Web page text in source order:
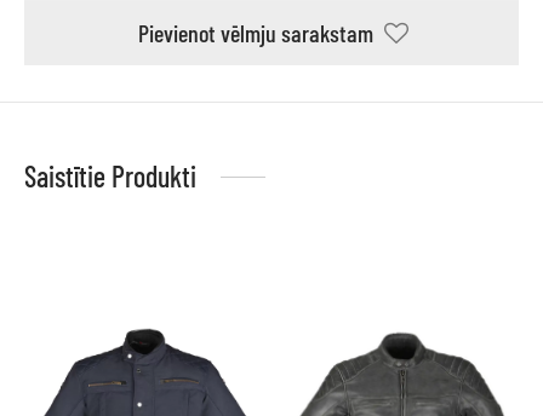
Pievienot vēlmju sarakstam
Saistītie Produkti